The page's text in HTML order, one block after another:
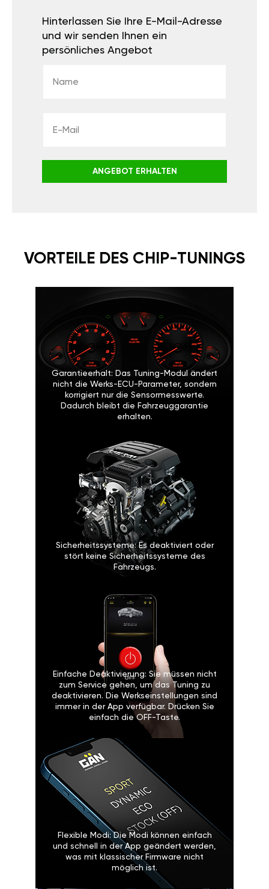
Hinterlassen Sie Ihre E-Mail-Adresse
und wir senden Ihnen ein
persönliches Angebot
ANGEBOT ERHALTEN
VORTEILE DES CHIP-TUNINGS
Garantieerhalt: Das Tuning-Modul ändert
nicht die Werks-ECU-Parameter, sondern
korrigiert nur die Sensormesswerte.
Dadurch bleibt die Fahrzeuggarantie
erhalten.
Sicherheitssysteme: Es deaktiviert oder
stört keine Sicherheitssysteme des
Fahrzeugs.
Einfache Deaktivierung: Sie müssen nicht
zum Service gehen, um das Tuning zu
deaktivieren. Die Werkseinstellungen sind
immer in der App verfügbar. Drücken Sie
einfach die OFF-Taste.
Flexible Modi: Die Modi können einfach
und schnell in der App geändert werden,
was mit klassischer Firmware nicht
möglich ist.